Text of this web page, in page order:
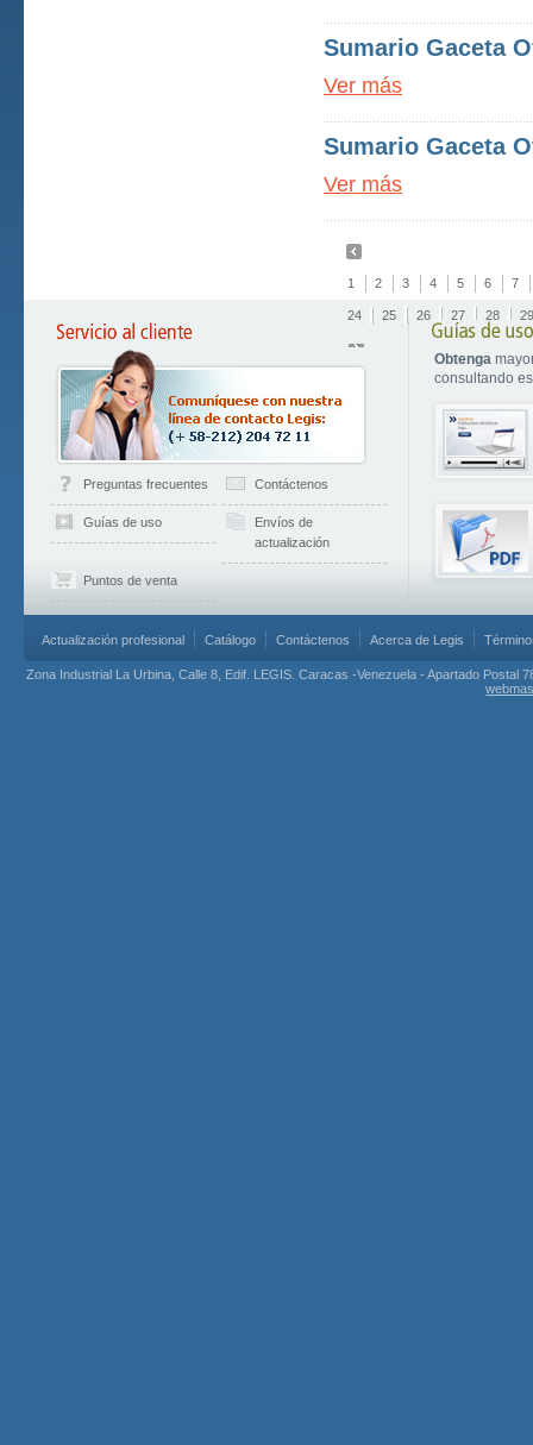
Sumario Gaceta
Ver más
Sumario Gaceta
Ver más
1 2 3 4 5 6 7
24 25 26 27 28 29
Preguntas frecuentes Contáctenos
Guías de uso
Envíos de
actualización
Puntos de venta
Obtenga
consultando
Actualización profesional Catálogo Contáctenos Acerca de Legis
Zona Industrial La Urbina, Calle 8, Edif. LEGIS. Caracas -Venezuela - Apartado